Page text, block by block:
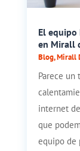
El
en Mirall
Blog,Mirall
Parece
internet
que
equipo de